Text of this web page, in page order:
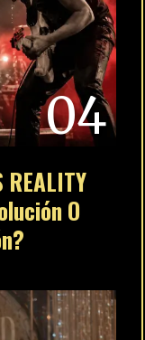
04
REALITY
O